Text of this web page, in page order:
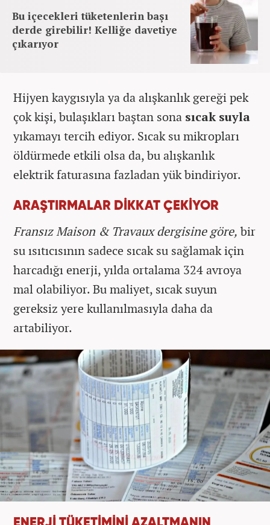
Bu içecekleri tüketenlerin başı
derde girebilir! Kelliğe davetiye
çıkarıyor
Hijyen kaygısıyla ya da alışkanlık gereği pek
çok kişi, bulaşıkları baştan sona sıcak suyla
yıkamayı tercih ediyor. Sıcak su mikropları
öldürmede etkili olsa da, bu alışkanlık
elektrik faturasına fazladan yük bindiriyor.
ARAŞTIRMALAR DİKKAT ÇEKİYOR
Fransız Maison & Travaux dergisine göre, bir
su ısıtıcısının sadece sıcak su sağlamak için
harcadığı enerji, yılda ortalama 324 avroya
mal olabiliyor. Bu maliyet, sıcak suyun
gereksiz yere kullanılmasıyla daha da
artabiliyor.